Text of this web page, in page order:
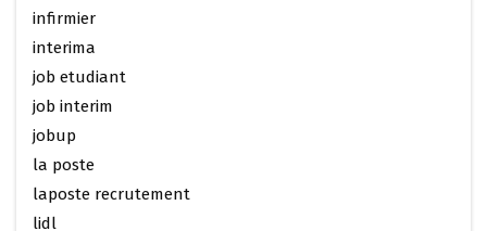
infirmier
interima
job etudiant
job interim
jobup
la poste
laposte recrutement
lidl